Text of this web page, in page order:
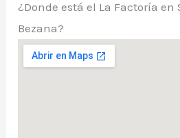
¿Donde está el La Factoría en
Bezana?